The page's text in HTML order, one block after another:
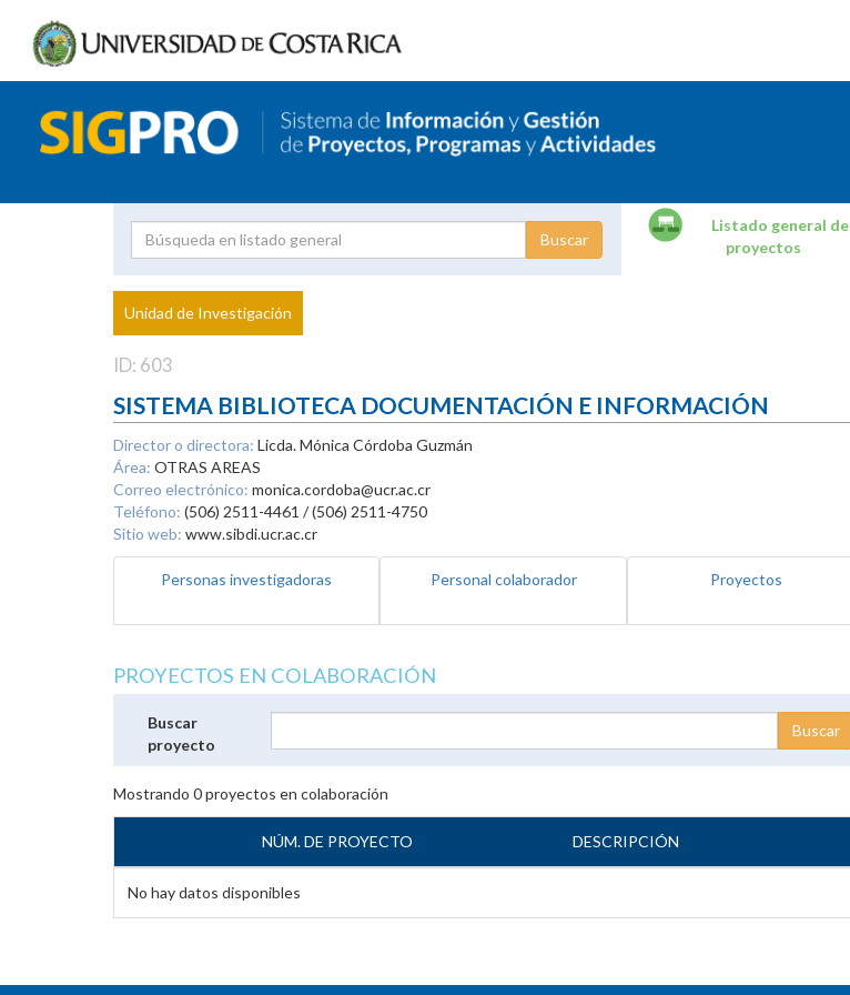
Proyecto
Investigador
Listado general de
proyectos
Unidad de Investigación
ID: 603
SISTEMA BIBLIOTECA DOCUMENTACIÓN E INFORMACIÓN
Director o directora: Licda. Mónica Córdoba Guzmán
Área: OTRAS AREAS
Correo electrónico: monica.cordoba@ucr.ac.cr
Teléfono: (506) 2511-4461 / (506) 2511-4750
Sitio web: www.sibdi.ucr.ac.cr
Personas investigadoras Personal colaborador Proyectos
PROYECTOS EN COLABORACIÓN
Buscar
proyecto
Mostrando 0proyectos en colaboración
NÚM. DE PROYECTO DESCRIPCIÓN
No hay datos disponibles